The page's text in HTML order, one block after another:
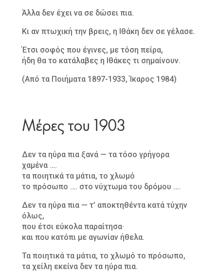
Άλλα δεν έχει να σε δώσει πια.
Κι αν πτωχική την βρεις, η Ιθάκη δεν σε γέλασε.
Έτσι σοφός που έγινες, με τόση πείρα,
ήδη θα το κατάλαβες η Ιθάκες τι σημαίνουν.
(Από τα Ποιήματα 1897-1933, Ίκαρος 1984)
Μέρες του 1903
Δεν τα ηύρα πια ξανά — τα τόσο γρήγορα
χαμένα ….
τα ποιητικά τα μάτια, το χλωμό
το πρόσωπο …. στο νύχτωμα του δρόμου ….
Δεν τα ηύρα πια — τ’ αποκτηθέντα κατά τύχην
όλως,
που έτσι εύκολα παραίτησα·
και που κατόπι με αγωνίαν ήθελα.
Τα ποιητικά τα μάτια, το χλωμό το πρόσωπο,
τα χείλη εκείνα δεν τα ηύρα πια.